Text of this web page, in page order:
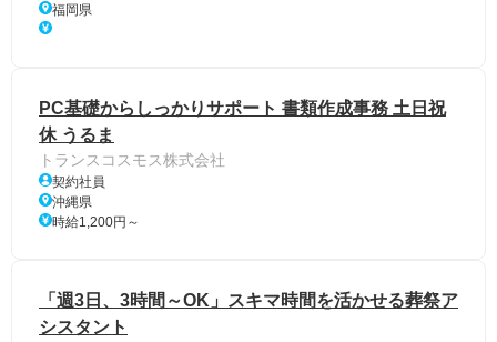
福岡県
PC基礎からしっかりサポート 書類作成事務 土日祝
休 うるま
トランスコスモス株式会社
契約社員
沖縄県
時給1,200円～
「週3日、3時間～OK」スキマ時間を活かせる葬祭ア
シスタント